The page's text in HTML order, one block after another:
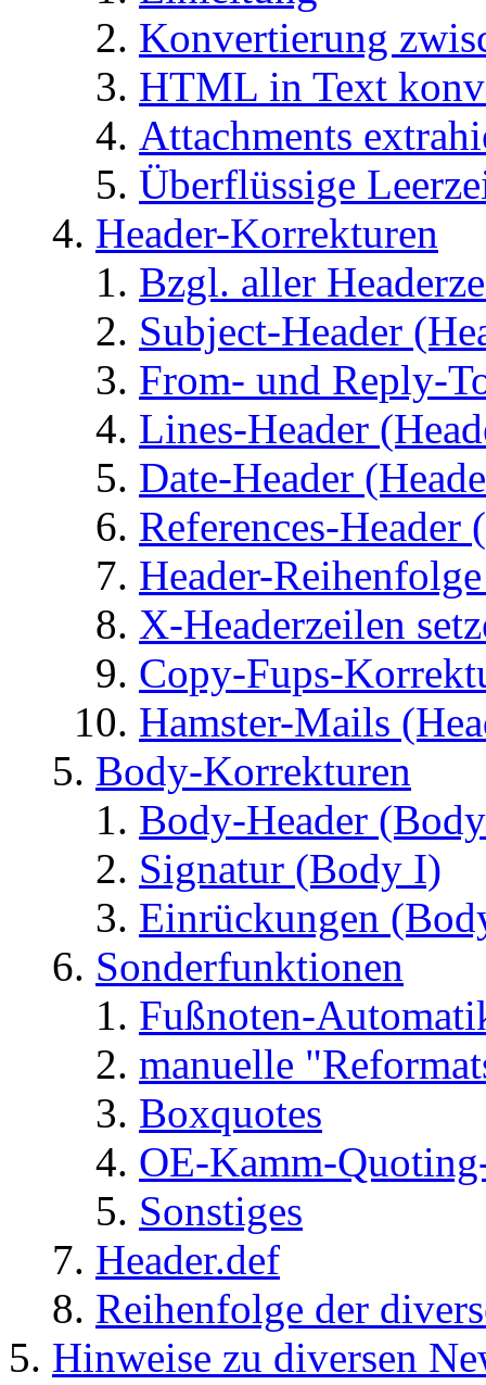
Konvertierung
HTML in Text
Attachments
Überflüssige
Header-Korrekturen
Bzgl. aller
Subject-Header
From- und Reply-
Lines-Header
Date-Header
References-Header
Header-
X-Headerzeilen
Copy-Fups-
Hamster-Mails
Body-Korrekturen
Body-Header
Signatur (Body I)
Einrückungen
Sonderfunktionen
Fußnoten-
manuelle
Boxquotes
OE-Kamm-
Sonstiges
Header.def
Reihenfolge der
Hinweise zu diversen